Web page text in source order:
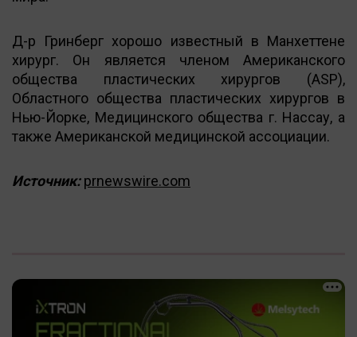
Д-р Гринберг хорошо известный в Манхеттене
хирург. Он является членом Американского
общества пластических хирургов (ASP),
Областного общества пластических хирургов в
Нью-Йорке, Медицинского общества г. Нассау, а
также Американской медицинской ассоциации.
Источник: prnewswire.com